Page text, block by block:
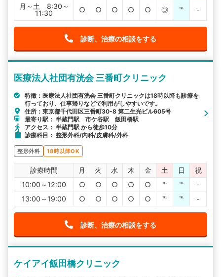
月～土 8:30～
11:30
○ ○ ○ ○ ○ ◎ ℡ -
診断、治療の相談をする
医療法人社団有洸会 三番町クリニック
特徴：医療法人社団有洸会 三番町クリニックは18時以降も診療を
行っており、仕事帰りなどで利用がしやすいです。
住所：東京都千代田区三番町30-8 第二生光ビル605号
最寄り駅： 半蔵門駅 市ケ谷駅 飯田橋駅
アクセス： 半蔵門駅 から徒歩10分
診療科目： 整形外科/内科/皮膚科/外科
整形外科 18時以降OK
診療時間 月 火 水 木 金 土 日
祝
10:00～12:00
○ ○ ○ ○ ○ ℡ ℡
-
13:00～19:00
○ ○ ○ ○ ○ ℡ ℡ -
診断、治療の相談をする
ケイアイ飯田橋クリニック